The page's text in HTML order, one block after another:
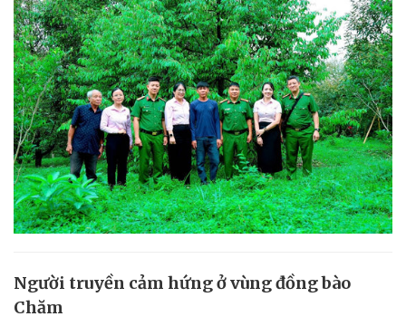
Người truyền cảm hứng ở vùng đồng bào
Chăm